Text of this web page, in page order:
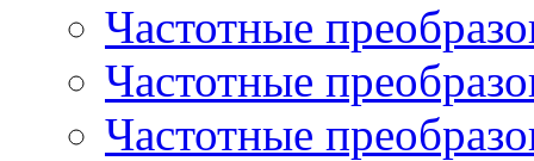
Частотные
Частотные
Частотные